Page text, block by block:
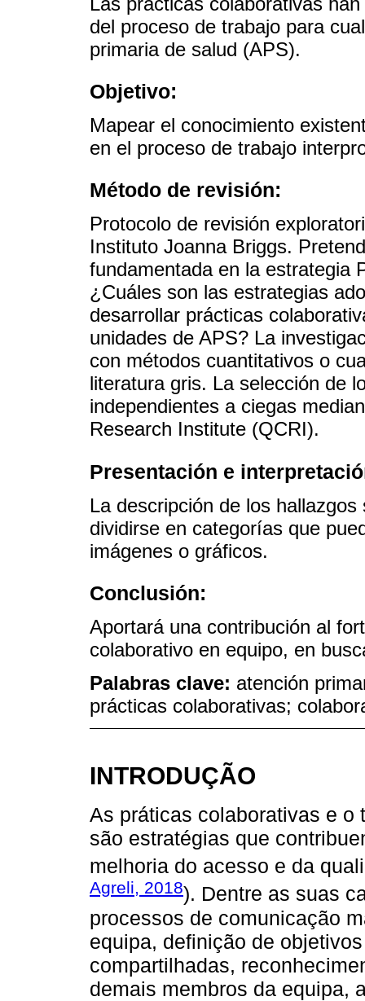
del proceso de trabajo para
primaria de salud (APS).
Objetivo:
Mapear el conocimiento
en el proceso de trabajo
Método de revisión:
Protocolo de revisión
Instituto Joanna Briggs.
fundamentada en la estrategia
¿Cuáles son las estrategias
desarrollar prácticas
unidades de APS? La
con métodos cuantitativos o
literatura gris. La selección de
independientes a ciegas
Research Institute (QCRI).
Presentación e
La descripción de los
dividirse en categorías que
imágenes o gráficos.
Conclusión:
Aportará una contribución al
colaborativo en equipo, en
Palabras clave: atención
prácticas colaborativas;
INTRODUÇÃO
As práticas colaborativas e o
são estratégias que
melhoria do acesso e da
Agreli, 2018). Dentre as suas
processos de comunicação
equipa, definição de
compartilhadas,
demais membros da equipa,